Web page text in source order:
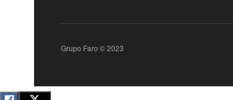
Grupo Faro © 2023